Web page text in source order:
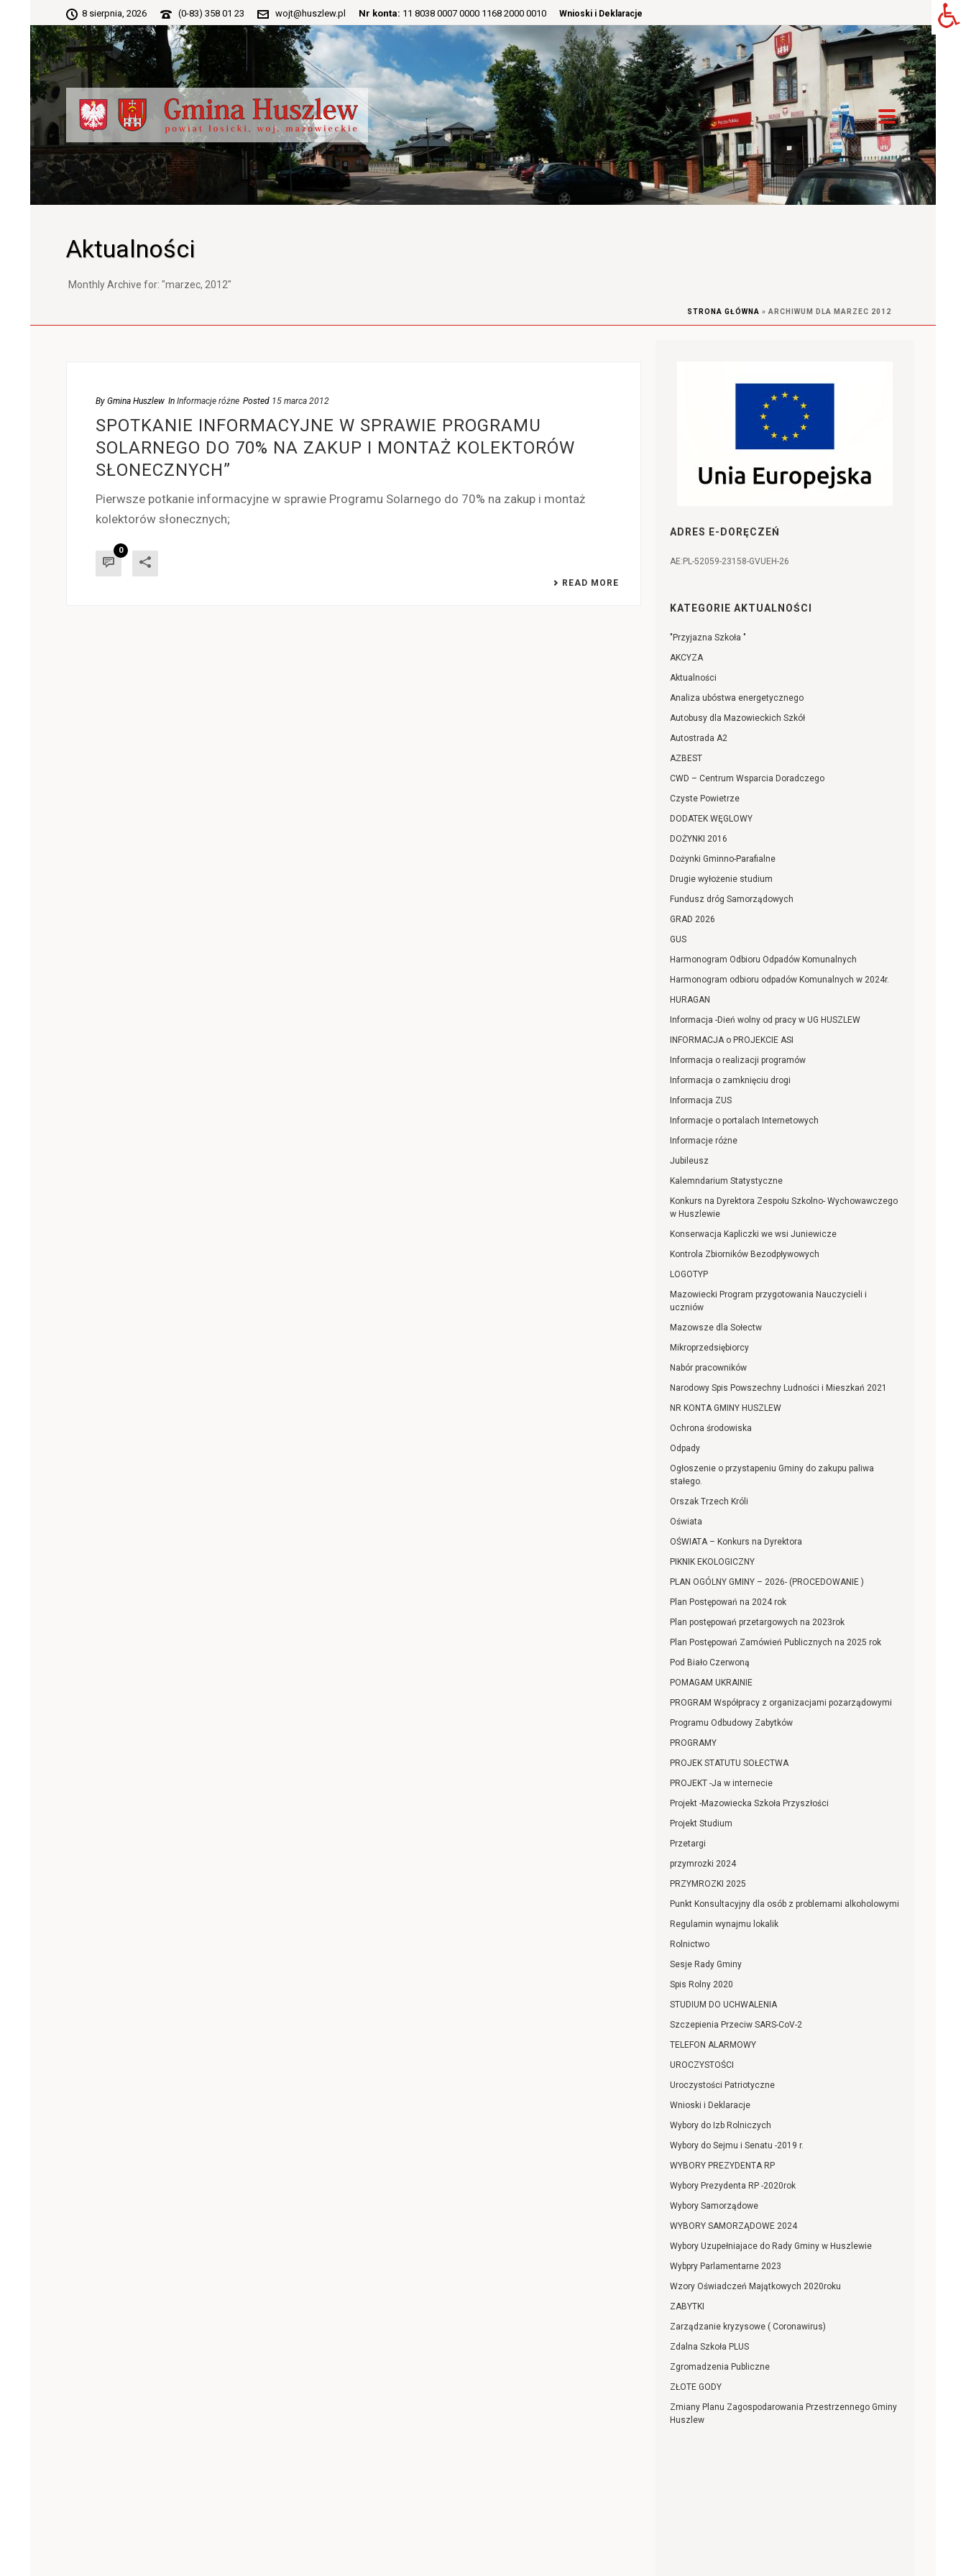
8 sierpnia, 2026 (0-83) 358 01 23 wojt@huszlew.pl Nr konta: 11 8038 0007 0000 1168 2000 0010 Wnioski i Deklaracje
Aktualności
Monthly Archive for: "marzec, 2012"
STRONA GŁÓWNA » ARCHIWUM DLA MARZEC 2012
By Gmina Huszlew In Informacje różne Posted 15 marca 2012
SPOTKANIE INFORMACYJNE W SPRAWIE PROGRAMU
SOLARNEGO DO 70% NA ZAKUP I MONTAŻ KOLEKTORÓW
SŁONECZNYCH”
Pierwsze potkanie informacyjne w sprawie Programu Solarnego do 70% na zakup i montaż
kolektorów słonecznych;
0
READ MORE
ADRES E-DORĘCZEŃ
AE:PL-52059-23158-GVUEH-26
KATEGORIE AKTUALNOŚCI
"Przyjazna Szkoła "
AKCYZA
Aktualności
Analiza ubóstwa energetycznego
Autobusy dla Mazowieckich Szkół
Autostrada A2
AZBEST
CWD – Centrum Wsparcia Doradczego
Czyste Powietrze
DODATEK WĘGLOWY
DOŻYNKI 2016
Dożynki Gminno-Parafialne
Drugie wyłożenie studium
Fundusz dróg Samorządowych
GRAD 2026
GUS
Harmonogram Odbioru Odpadów Komunalnych
Harmonogram odbioru odpadów Komunalnych w 2024r.
HURAGAN
Informacja -Dień wolny od pracy w UG HUSZLEW
INFORMACJA o PROJEKCIE ASI
Informacja o realizacji programów
Informacja o zamknięciu drogi
Informacja ZUS
Informacje o portalach Internetowych
Informacje różne
Jubileusz
Kalemndarium Statystyczne
Konkurs na Dyrektora Zespołu Szkolno- Wychowawczego
w Huszlewie
Konserwacja Kapliczki we wsi Juniewicze
Kontrola Zbiorników Bezodpływowych
LOGOTYP
Mazowiecki Program przygotowania Nauczycieli i
uczniów
Mazowsze dla Sołectw
Mikroprzedsiębiorcy
Nabór pracowników
Narodowy Spis Powszechny Ludności i Mieszkań 2021
NR KONTA GMINY HUSZLEW
Ochrona środowiska
Odpady
Ogłoszenie o przystapeniu Gminy do zakupu paliwa
stałego.
Orszak Trzech Króli
Oświata
OŚWIATA – Konkurs na Dyrektora
PIKNIK EKOLOGICZNY
PLAN OGÓLNY GMINY – 2026- (PROCEDOWANIE )
Plan Postępowań na 2024 rok
Plan postępowań przetargowych na 2023rok
Plan Postępowań Zamówień Publicznych na 2025 rok
Pod Biało Czerwoną
POMAGAM UKRAINIE
PROGRAM Współpracy z organizacjami pozarządowymi
Programu Odbudowy Zabytków
PROGRAMY
PROJEK STATUTU SOŁECTWA
PROJEKT -Ja w internecie
Projekt -Mazowiecka Szkoła Przyszłości
Projekt Studium
Przetargi
przymrozki 2024
PRZYMROZKI 2025
Punkt Konsultacyjny dla osób z problemami alkoholowymi
Regulamin wynajmu lokalik
Rolnictwo
Sesje Rady Gminy
Spis Rolny 2020
STUDIUM DO UCHWALENIA
Szczepienia Przeciw SARS-CoV-2
TELEFON ALARMOWY
UROCZYSTOŚCI
Uroczystości Patriotyczne
Wnioski i Deklaracje
Wybory do Izb Rolniczych
Wybory do Sejmu i Senatu -2019 r.
WYBORY PREZYDENTA RP
Wybory Prezydenta RP -2020rok
Wybory Samorządowe
WYBORY SAMORZĄDOWE 2024
Wybory Uzupełniajace do Rady Gminy w Huszlewie
Wybpry Parlamentarne 2023
Wzory Oświadczeń Majątkowych 2020roku
ZABYTKI
Zarządzanie kryzysowe ( Coronawirus)
Zdalna Szkoła PLUS
Zgromadzenia Publiczne
ZŁOTE GODY
Zmiany Planu Zagospodarowania Przestrzennego Gminy
Huszlew